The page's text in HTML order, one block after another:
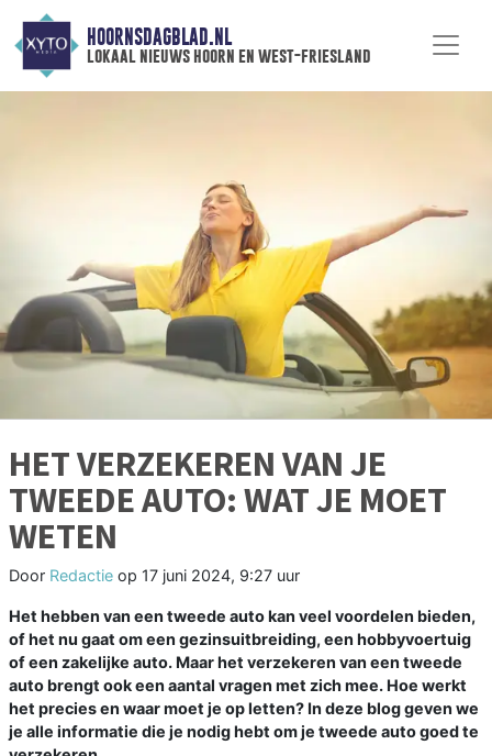
HOORNSDAGBLAD.NL
lokaal nieuws hoorn en west-friesland
HET VERZEKEREN VAN JE
TWEEDE AUTO: WAT JE MOET
WETEN
Door Redactie op 17 juni 2024, 9:27 uur
Het hebben van een tweede auto kan veel voordelen bieden,
of het nu gaat om een gezinsuitbreiding, een hobbyvoertuig
of een zakelijke auto. Maar het verzekeren van een tweede
auto brengt ook een aantal vragen met zich mee. Hoe werkt
het precies en waar moet je op letten? In deze blog geven we
je alle informatie die je nodig hebt om je tweede auto goed te